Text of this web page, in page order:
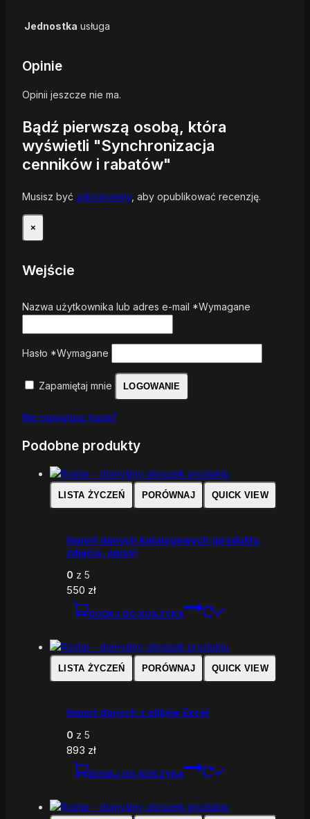
Jednostka usługa
Opinie
Opinii jeszcze nie ma.
Bądź pierwszą osobą, która
wyświetli "Synchronizacja
cenników i rabatów"
Musisz być zalogowany, aby opublikować recenzję.
×
Wejście
Nazwa użytkownika lub adres e-mail *Wymagane
Hasło *Wymagane
Zapamiętaj mnie LOGOWANIE
Nie pamiętasz hasła?
Podobne produkty
LISTA ŻYCZEŃ PORÓWNAJ QUICK VIEW
Import danych katalogowych (produkty,
zdjęcia, opisy)
0 z 5
550 zł
DODAJ DO KOSZYKA
LISTA ŻYCZEŃ PORÓWNAJ QUICK VIEW
Import danych z plików Excel
0 z 5
893 zł
DODAJ DO KOSZYKA